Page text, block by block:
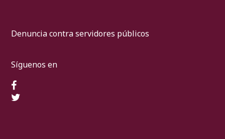
Denuncia contra servidores públicos
Síguenos en